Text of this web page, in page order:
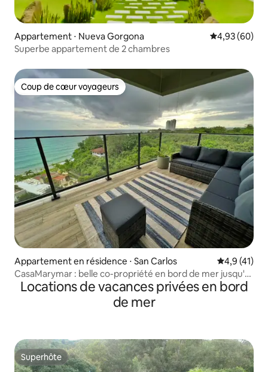
Appartement ⋅ Nueva Gorgona Évaluation
4,93 (60)
Superbe appartement de 2 chambres
Coup de cœur voyageurs
Coup de cœur voyageurs
Appartement en résidence ⋅ San Carlos Évaluation
4,9 (41)
CasaMarymar : belle co-propriété en bord de mer jusqu'à
5 personnes
Locations de vacances privées en bord
de mer
Superhôte
Superhôte